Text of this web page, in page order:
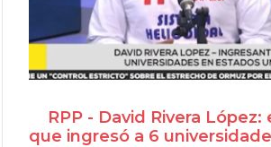
RPP - David Rivera López:
que ingresó a 6